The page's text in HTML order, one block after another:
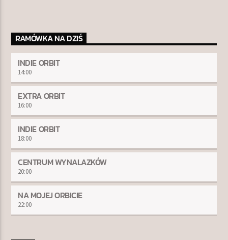
RAMÓWKA NA DZIŚ
INDIE ORBIT
14:00
EXTRA ORBIT
16:00
INDIE ORBIT
18:00
CENTRUM WYNALAZKÓW
20:00
NA MOJEJ ORBICIE
22:00